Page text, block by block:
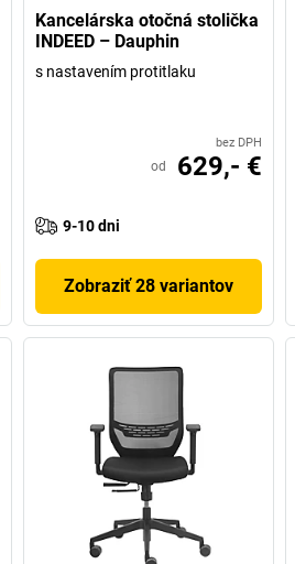
Kancelárska otočná stolička
INDEED – Dauphin
s nastavením protitlaku
bez DPH
od 629,- €
9-10 dni
Zobraziť 28 variantov